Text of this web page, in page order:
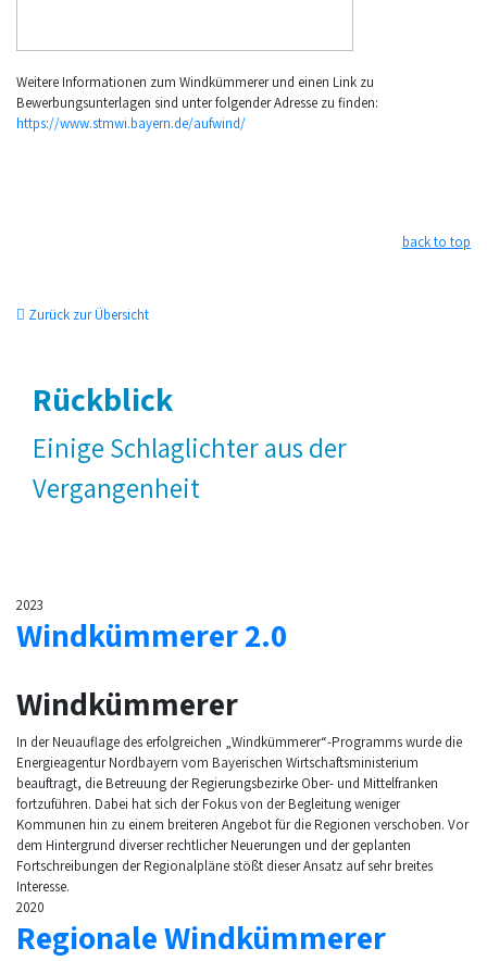
Weitere Informationen zum Windkümmerer und einen Link zu
Bewerbungsunterlagen sind unter folgender Adresse zu finden:
https://www.stmwi.bayern.de/aufwind/
back to top
Zurück zur Übersicht
Rückblick
Einige Schlaglichter aus der
Vergangenheit
2023
Windkümmerer 2.0
Windkümmerer
In der Neuauflage des erfolgreichen „Windkümmerer“-Programms wurde die
Energieagentur Nordbayern vom Bayerischen Wirtschaftsministerium
beauftragt, die Betreuung der Regierungsbezirke Ober- und Mittelfranken
fortzuführen. Dabei hat sich der Fokus von der Begleitung weniger
Kommunen hin zu einem breiteren Angebot für die Regionen verschoben. Vor
dem Hintergrund diverser rechtlicher Neuerungen und der geplanten
Fortschreibungen der Regionalpläne stößt dieser Ansatz auf sehr breites
Interesse.
2020
Regionale Windkümmerer